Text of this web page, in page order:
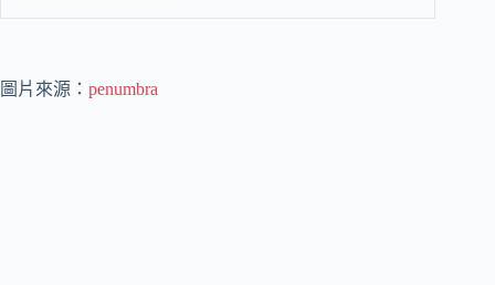
圖片來源： penumbra